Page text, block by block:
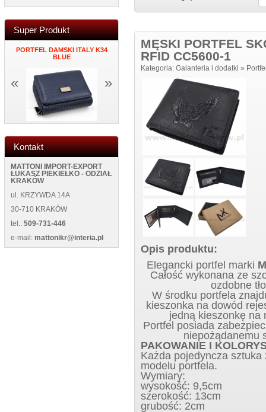
Super Produkt
PORTFEL DAMSKI ITALY K34
BLUE
MĘSKI PORTFEL SKÓRZANY
NEW WILD 125400 BLUE
ZEGAR
ŚCIANĘ
« »
Kontakt
MATTONI IMPORT-EXPORT
ŁUKASZ PIEKIEŁKO - ODZIAŁ
KRAKÓW
ul. KRZYWDA 14A
30-710 KRAKÓW
tel.: 509-731-446
e-mail: mattonikr@interia.pl
MĘSKI PORTFEL
RFID CC5600-1
Kategoria: Galanteria i dodatki »
Opis produktu:
Elegancki portfel marki
Całość wykonana ze
ozdobne
W środku portfela
kieszonka na dowód
jedną kieszonkę na
Portfel posiada
niepożądanemu
PAKOWANIE I
Każda pojedyncza
modelu portfela.
Wymiary:
wysokość: 9,5cm
szerokość: 13cm
grubość: 2cm